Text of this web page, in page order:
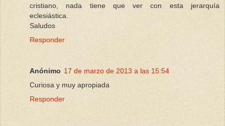
cristiano, nada tiene que ver con esta jerarquía
eclesiástica.
Saludos
Responder
Anónimo 17 de marzo de 2013 a las 15:54
Curiosa y muy apropiada
Responder